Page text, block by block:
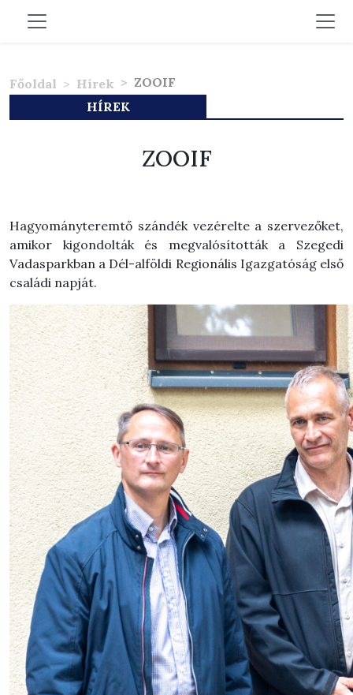
Főoldal Hírek
ZOOIF
HÍREK
ZOOIF
Hagyományteremtő szándék vezérelte a szervezőket,
amikor kigondolták és megvalósították a Szegedi
Vadasparkban a Dél-alföldi Regionális Igazgatóság első
családi napját.